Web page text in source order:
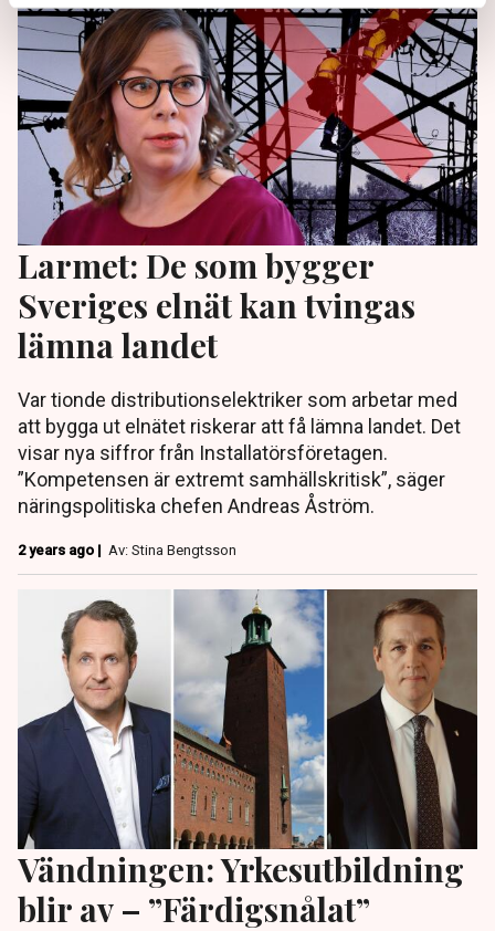
Larmet: De som bygger
Sveriges elnät kan tvingas
lämna landet
Var tionde distributionselektriker som arbetar med
att bygga ut elnätet riskerar att få lämna landet. Det
visar nya siffror från Installatörsföretagen.
”Kompetensen är extremt samhällskritisk”, säger
näringspolitiska chefen Andreas Åström.
2 years ago | Av: Stina Bengtsson
Vändningen: Yrkesutbildning
blir av – ”Färdigsnålat”